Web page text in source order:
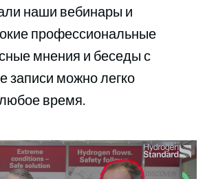
наши вебинары и
профессиональные
мнения и беседы с
записи можно легко
время.